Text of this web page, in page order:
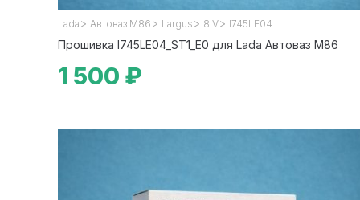
Lada > Автоваз М86 > Largus > 8 V> I745LE04
Прошивка I745LE04_ST1_E0 для Lada Автоваз М86
1 500 ₽